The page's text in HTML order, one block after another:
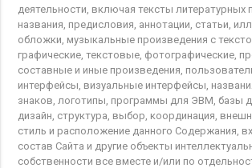
деятельности, включая тексты литературных
названия, предисловия, аннотации, статьи,
обложки, музыкальные произведения с
графические, текстовые, фотографические,
составные и иные произведения,
интерфейсы, визуальные интерфейсы,
знаков, логотипы, программы для ЭВМ, базы
дизайн, структура, выбор, координация,
стиль и расположение данного Содержания,
состав Сайта и другие объекты
собственности все вместе и/или по